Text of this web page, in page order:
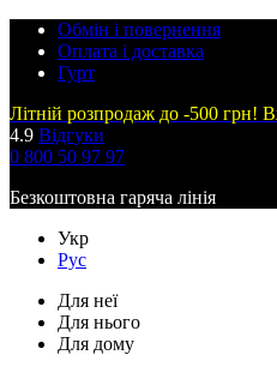
Обмін і повернення
Оплата і доставка
Гурт
Літній розпродаж до -500 грн!
4.9 Відгуки
0 800 50 97 97
Безкоштовна гаряча лінія
Укр
Рус
Для неї
Для нього
Для дому